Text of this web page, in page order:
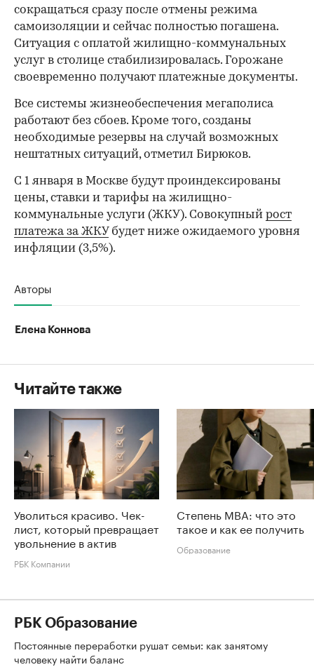
сокращаться сразу после отмены режима
самоизоляции и сейчас полностью погашена.
Ситуация с оплатой жилищно-коммунальных
услуг в столице стабилизировалась. Горожане
своевременно получают платежные документы.
Все системы жизнеобеспечения мегаполиса
работают без сбоев. Кроме того, созданы
необходимые резервы на случай возможных
нештатных ситуаций, отметил Бирюков.
С 1 января в Москве будут проиндексированы
цены, ставки и тарифы на жилищно-
коммунальные услуги (ЖКУ). Совокупный рост
платежа за ЖКУ будет ниже ожидаемого уровня
инфляции (3,5%).
Авторы
Елена Коннова
Читайте также
Уволиться красиво. Чек-
лист, который превращает
увольнение в актив
РБК Компании
Степень MBA: что это
такое и как ее получить
Образование
РБК Образование
Постоянные переработки рушат семьи: как занятому
человеку найти баланс